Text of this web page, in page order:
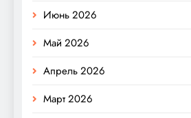
Июнь 2026
Май 2026
Апрель 2026
Март 2026